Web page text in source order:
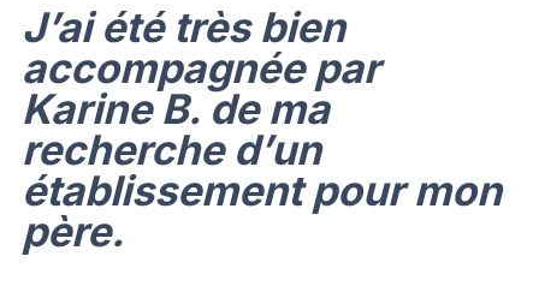
J’ai été très bien
accompagnée par
Karine B. de ma
recherche d’un
établissement pour mon
père.